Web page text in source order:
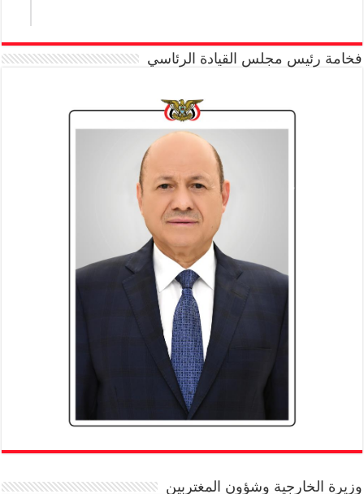
فخامة رئيس مجلس القيادة الرئاسي
وزيرة الخارجية وشؤون المغتربين